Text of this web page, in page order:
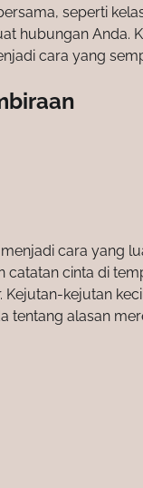
seperti
hubungan Anda.
cara yang
cara yang
catatan cinta di
kejutan
tentang alasan